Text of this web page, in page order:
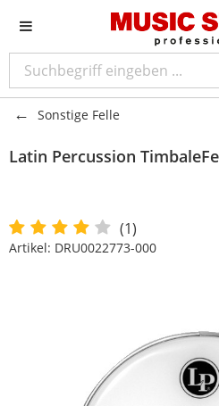
Sonstige Felle
Latin Percussion
(1)
Artikel: DRU0022773-000